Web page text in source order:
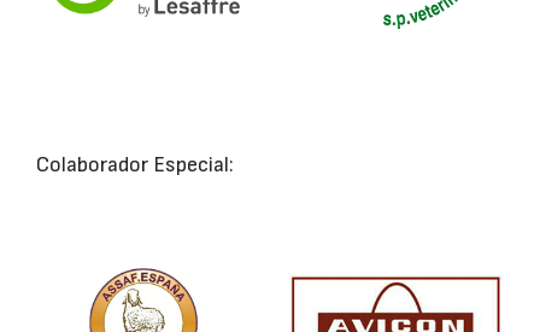
Colaborador Especial: